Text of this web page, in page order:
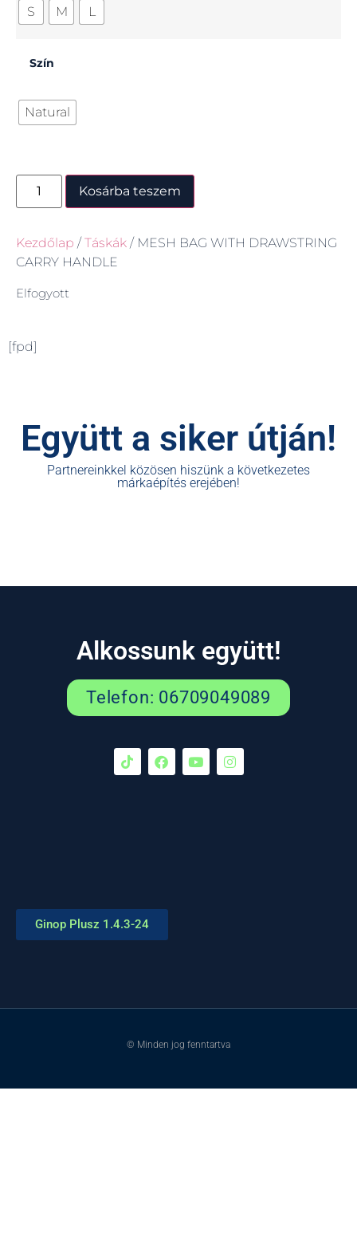
S M L
Szín
Natural
Kosárba teszem
Kezdőlap /Táskák / MESH BAG WITH DRAWSTRING
CARRY HANDLE
Elfogyott
[fpd]
Együtt a siker útján!
Partnereinkkel közösen hiszünk a következetes
márkaépítés erejében!
Alkossunk együtt!
Telefon: 06709049089
Ginop Plusz 1.4.3-24
© Minden jog fenntartva